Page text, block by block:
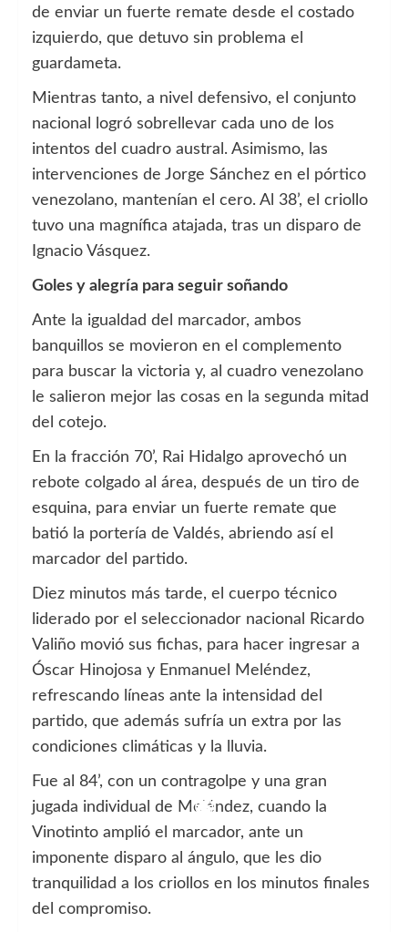
de enviar un fuerte remate desde el costado
izquierdo, que detuvo sin problema el
guardameta.
Mientras tanto, a nivel defensivo, el conjunto
nacional logró sobrellevar cada uno de los
intentos del cuadro austral. Asimismo, las
intervenciones de Jorge Sánchez en el pórtico
venezolano, mantenían el cero. Al 38’, el criollo
tuvo una magnífica atajada, tras un disparo de
Ignacio Vásquez.
Goles y alegría para seguir soñando
Ante la igualdad del marcador, ambos
banquillos se movieron en el complemento
para buscar la victoria y, al cuadro venezolano
le salieron mejor las cosas en la segunda mitad
del cotejo.
En la fracción 70’, Rai Hidalgo aprovechó un
rebote colgado al área, después de un tiro de
esquina, para enviar un fuerte remate que
batió la portería de Valdés, abriendo así el
marcador del partido.
Diez minutos más tarde, el cuerpo técnico
liderado por el seleccionador nacional Ricardo
Valiño movió sus fichas, para hacer ingresar a
Óscar Hinojosa y Enmanuel Meléndez,
refrescando líneas ante la intensidad del
partido, que además sufría un extra por las
condiciones climáticas y la lluvia.
Fue al 84’, con un contragolpe y una gran
jugada individual de Meléndez, cuando la
Vinotinto amplió el marcador, ante un
imponente disparo al ángulo, que les dio
tranquilidad a los criollos en los minutos finales
del compromiso.